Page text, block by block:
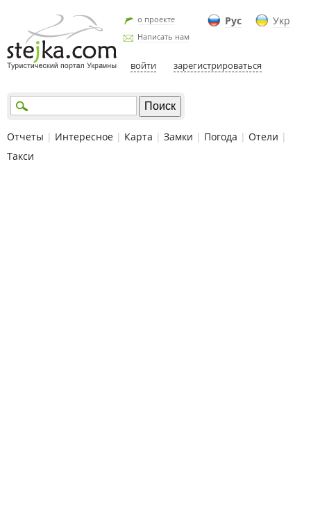
Рус Укр
о проекте
Написать нам
войти зарегистрироваться
Отчеты | Интересное | Карта | Замки | Погода | Отели |
Такси